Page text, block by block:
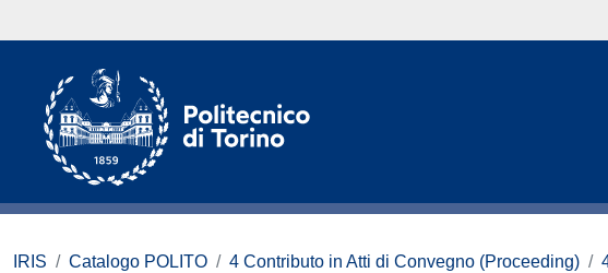
IRIS Catalogo POLITO 4 Contributo in Atti di Convegno (Proceeding)